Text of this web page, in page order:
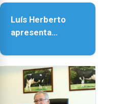
Luís Herberto
apresenta
Paisagem’